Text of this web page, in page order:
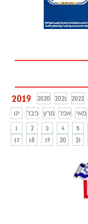
2019 2020 2021 2022
ינו
פבר מרץ אפר מאי
1
2 3 4 5
17
18 19 20 21